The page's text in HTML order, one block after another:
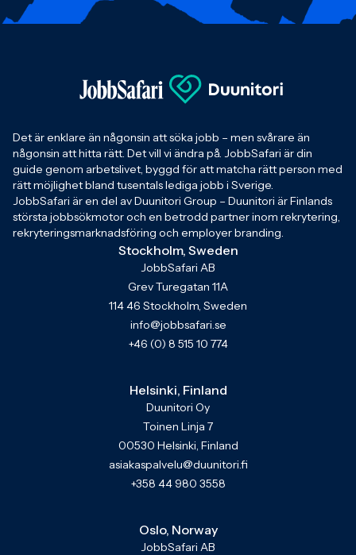
Det är enklare än någonsin att söka jobb – men svårare än
någonsin att hitta rätt. Det vill vi ändra på. JobbSafari är din
guide genom arbetslivet, byggd för att matcha rätt person med
rätt möjlighet bland tusentals lediga jobb i Sverige.
JobbSafari är en del av Duunitori Group – Duunitori är Finlands
största jobbsökmotor och en betrodd partner inom rekrytering,
rekryteringsmarknadsföring och employer branding.
Stockholm, Sweden
JobbSafari AB
Grev Turegatan 11A
114 46 Stockholm, Sweden
info@jobbsafari.se
+46 (0) 8 515 10 774
Helsinki, Finland
Duunitori Oy
Toinen Linja 7
00530 Helsinki, Finland
asiakaspalvelu@duunitori.fi
+358 44 980 3558
Oslo, Norway
JobbSafari AB